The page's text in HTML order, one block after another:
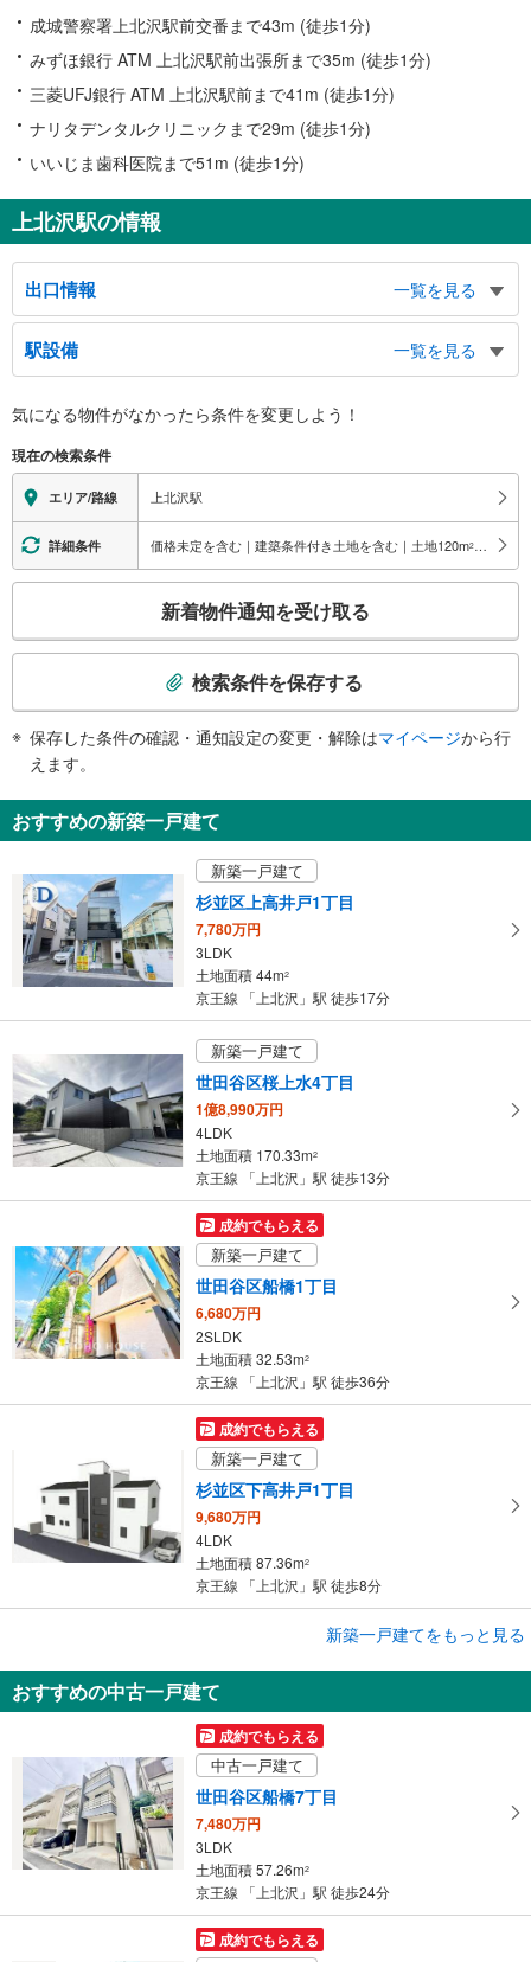
成城警察署上北沢駅前交番まで43m (徒歩1分)
みずほ銀行 ATM 上北沢駅前出張所まで35m (徒歩1分)
三菱UFJ銀行 ATM 上北沢駅前まで41m (徒歩1分)
ナリタデンタルクリニックまで29m (徒歩1分)
いいじま歯科医院まで51m (徒歩1分)
上北沢駅の情報
出口情報
一覧を見る
北口
上北沢４・５丁目方面、下高井戸１・４・５丁目方面、甲州街道 すぎ丸（杉
並区南北バス）
南口
駅設備
一覧を見る
※段差なしでの移動経路
地上⇔改札⇔ホーム：○
エレベータ
・ホーム⇔改札
・南口
トイレ
その他
・点字案内（券売機・運賃表・階段手すり）
気になる物件がなかったら条件を変更しよう！
現在の検索条件
エリア/路線 上北沢駅
詳細条件 価格未定を含む｜建築条件付き土地を含む｜土地120m2 以上
検
知
を
け
取
る
・
条
マ
イ
ペ
ー
ジ
存
す
る
新着物件通知を受け取る
検索条件を保存する
保存した条件の確認・通知設定の変更・解除はマイページから行
えます。
おすすめの新築一戸建て
新築一戸建て
杉並区上高井戸1丁目
7,780万円
3LDK
土地面積 44m2
京王線 「上北沢」駅 徒歩17分
新築一戸建て
世田谷区桜上水4丁目
1億8,990万円
4LDK
土地面積 170.33m2
京王線 「上北沢」駅 徒歩13分
成約でもらえる
新築一戸建て
世田谷区船橋1丁目
6,680万円
2SLDK
土地面積 32.53m2
京王線 「上北沢」駅 徒歩36分
成約でもらえる
新築一戸建て
杉並区下高井戸1丁目
9,680万円
4LDK
土地面積 87.36m2
京王線 「上北沢」駅 徒歩8分
世田谷区桜上水2丁目
1億780万円
4LDK
土地面積 119.75m2
京王線 「上北沢」駅 徒歩17分
新築一戸建てをもっと見る
おすすめの中古一戸建て
成約でもらえる
中古一戸建て
世田谷区船橋7丁目
7,480万円
3LDK
土地面積 57.26m2
京王線 「上北沢」駅 徒歩24分
成約でもらえる